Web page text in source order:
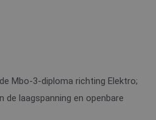
Mbo-3-diploma richting Elektro;
de laagspanning en openbare